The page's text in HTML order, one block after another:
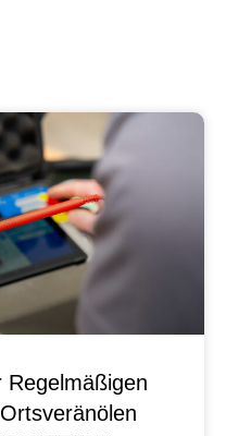
Regelmäßigen